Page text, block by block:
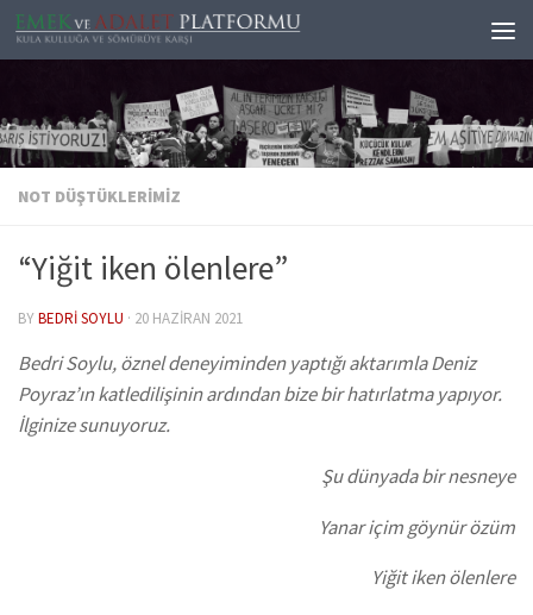
Skip to content
NOT DÜŞTÜKLERIMIZ
“Yiğit iken ölenlere”
BYBEDRI SOYLU · 20 HAZIRAN 2021
Bedri Soylu, öznel deneyiminden yaptığı aktarımla Deniz
Poyraz’ın katledilişinin ardından bize bir hatırlatma yapıyor.
İlginize sunuyoruz.
Şu dünyada bir nesneye
Yanar içim göynür özüm
Yiğit iken ölenlere